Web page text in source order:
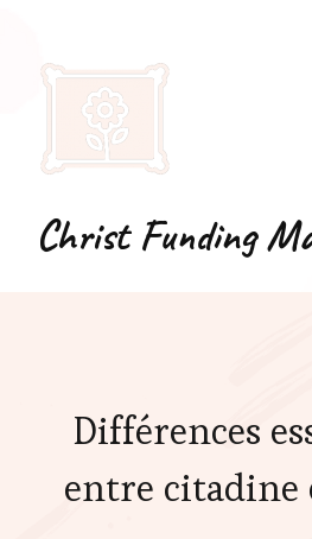
Christ Funding
Différences
entre citadine